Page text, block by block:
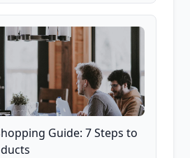
Amazon listings.
Guide: 7 Steps to